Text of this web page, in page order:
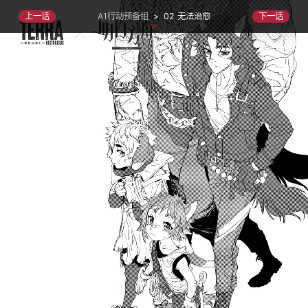
上一话 A1行动预备组 > 02 无法治愈 下一话